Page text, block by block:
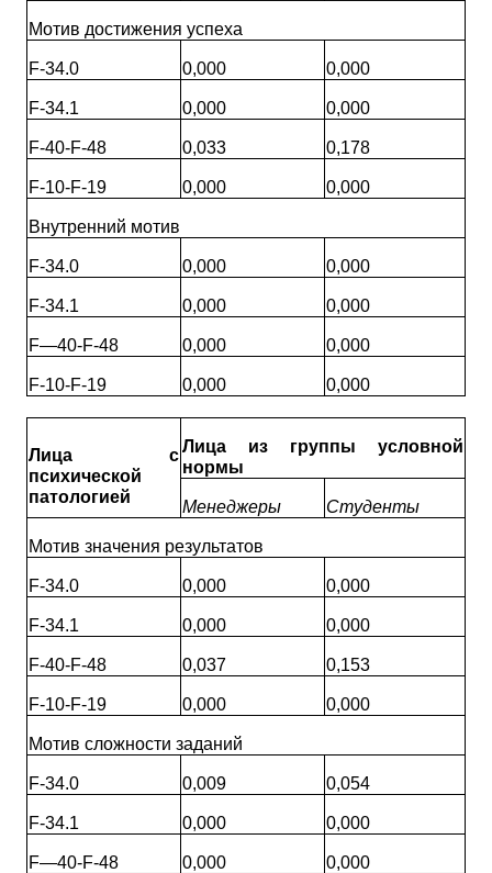
Мотив достижения успеха
F-34.0 0,000 0,000
F-34.1 0,000 0,000
F-40-F-48 0,033 0,178
F-10-F-19 0,000 0,000
Внутренний мотив
F-34.0 0,000 0,000
F-34.1 0,000 0,000
F—40-F-48 0,000 0,000
F-10-F-19 0,000 0,000
Лица с
психической
патологией
Лица из группы условной
нормы
Менеджеры Студенты
Мотив значения результатов
F-34.0 0,000 0,000
F-34.1 0,000 0,000
F-40-F-48 0,037 0,153
F-10-F-19 0,000 0,000
Мотив сложности заданий
F-34.0 0,009 0,054
F-34.1 0,000 0,000
F—40-F-48 0,000 0,000